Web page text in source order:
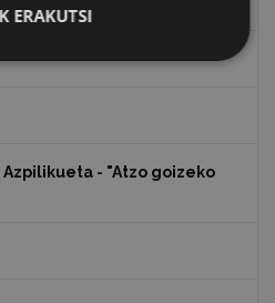
- "Atzo goizeko
ERAKUTSI